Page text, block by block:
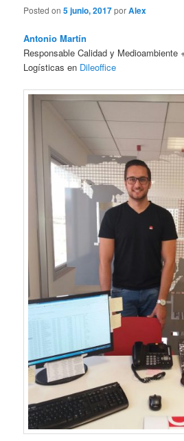
Posted on5 junio, 2017porAlex
Antonio Martín
Responsable Calidad y Medioambiente
Logísticas en Dileoffice